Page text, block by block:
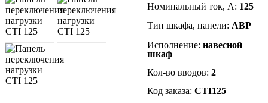
Номинальный ток, А: 125
Тип шкафа, панели: АВР
Исполнение: навесной
шкаф
Кол-во вводов: 2
Код заказа: CTI125